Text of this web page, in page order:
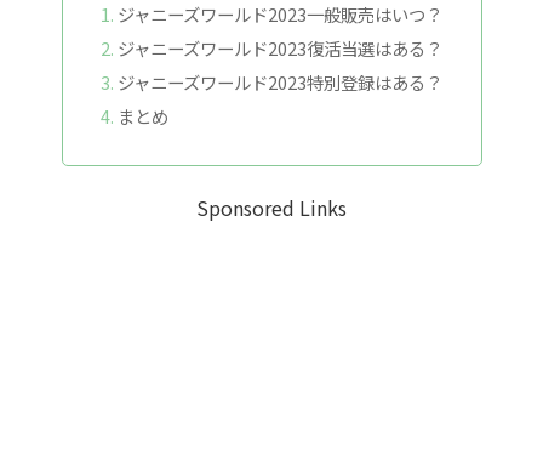
ジャニーズワールド2023一般販売はいつ？
ジャニーズワールド2023復活当選はある？
ジャニーズワールド2023特別登録はある？
まとめ
Sponsored Links